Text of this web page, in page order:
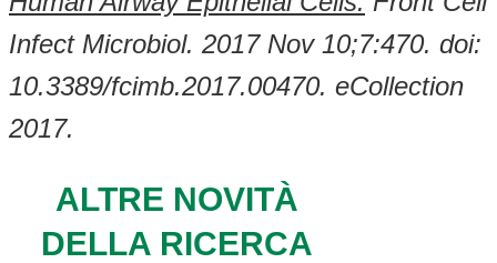
Infect Microbiol. 2017 Nov 10;7:470. doi:
10.3389/fcimb.2017.00470. eCollection
2017.
ALTRE NOVITÀ
DELLA RICERCA